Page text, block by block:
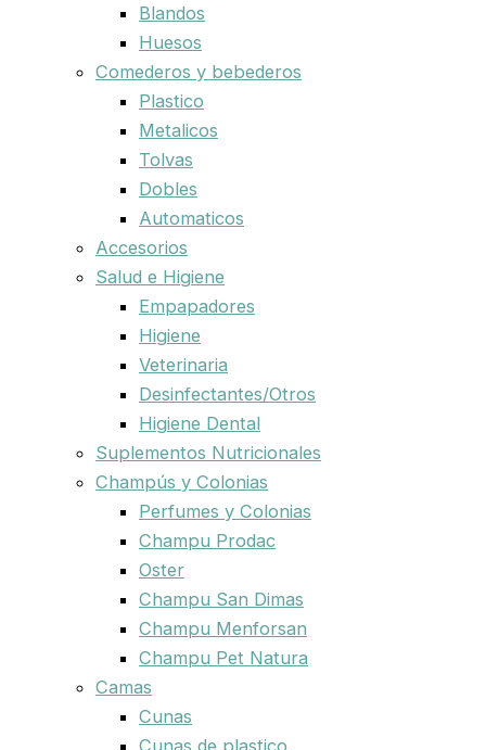
Blandos
Huesos
Comederos y bebederos
Plastico
Metalicos
Tolvas
Dobles
Automaticos
Accesorios
Salud e Higiene
Empapadores
Higiene
Veterinaria
Desinfectantes/Otros
Higiene Dental
Suplementos Nutricionales
Champús y Colonias
Perfumes y Colonias
Champu Prodac
Oster
Champu San Dimas
Champu Menforsan
Champu Pet Natura
Camas
Cunas